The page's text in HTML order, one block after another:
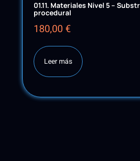
01.11. Materiales Nivel 5 –
procedural
180,00 €
Leer más